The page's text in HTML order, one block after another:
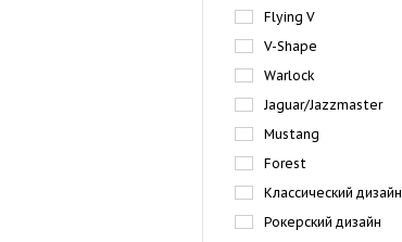
Flying V
V-Shape
Warlock
Jaguar/Jazzmaster
Mustang
Forest
Классический дизайн
Рокерский дизайн